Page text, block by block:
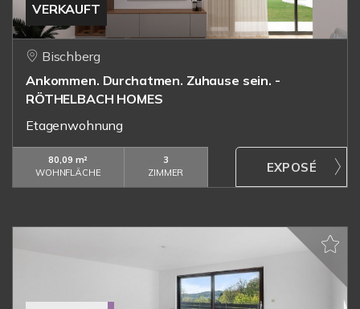
VERKAUFT
Bischberg
Ankommen. Durchatmen. Zuhause sein. -
RÖTHELBACH HOMES
Etagenwohnung
80,09 m²
WOHNFLÄCHE
3
ZIMMER